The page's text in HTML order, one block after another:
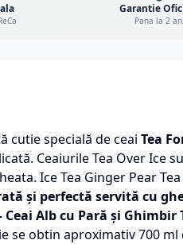
Garantie
Pana la 2 ani
cutie specială de ceai Tea
Ceaiurile Tea Over Ice
Ice Tea Ginger Pear
și perfectă servită cu
Ceai Alb cu Pară și Ghimbir
se obtin aproximativ 700 ml